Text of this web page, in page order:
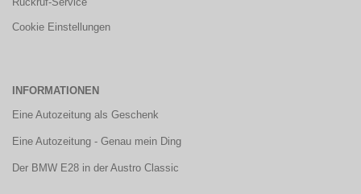
Cookie Einstellungen
INFORMATIONEN
Eine Autozeitung als Geschenk
Eine Autozeitung - Genau mein Ding
Der BMW E28 in der Austro Classic